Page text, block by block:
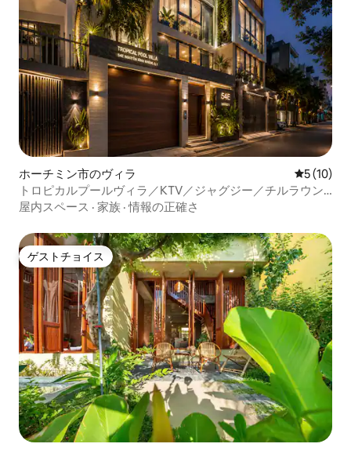
ホーチミン市のヴィラ レビュー
5 (10)
トロピカルプールヴィラ／KTV／ジャグジー／チルラウン
ジ／ビダ
屋内スペース · 家族 ·情報の正確さ
ゲストチョイス
ゲストチョイス